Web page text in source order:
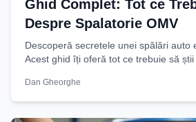
Ghid Complet: Tot ce
Despre Spalatorie OMV
Descoperă secretele unei spălări auto
Acest ghid îți oferă tot ce trebuie să știi
Dan Gheorghe